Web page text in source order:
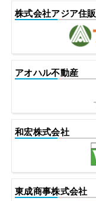
株式会社アジア住販
アオハル不動産
和宏株式会社
東成商事株式会社